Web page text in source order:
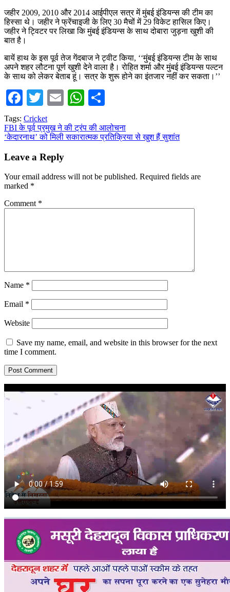
जहीर 2009, 2010 और 2014 आईपीएल सत्र में मुंबई इंडियन्स की टीम का
हिस्सा थे। जहीर ने फ्रेंचाइजी के लिए 30 मैचों में 29 विकेट हासिल किए।
जहीर ने ट्विटर पर लिखा कि मुंबई इंडियन्स के साथ दोबारा जुड़ना खुशी की
बात है।
बायें हाथ के इस पूर्व तेज गेंदबाज ने ट्वीट किया, ‘‘मुंबई इंडियन्स टीम के साथ
अपने शहर लौटना पूर्ण खुशी देने वाला है। रोहित शर्मा और मुंबई इंडियन्स पल्टन
के साथ को लेकर बेताब हूं। सत्र के शुरू होने का इंतजार नहीं कर सकता।’’
Facebook
TwitterEmailWhatsApp
Tags: Cricket
Post
navigation
FBI के पूर्व प्रमुख ने की ट्रंप की आलोचना
‘केदारनाथ’ को मिली सकारात्मक प्रतिक्रिया से खुश हैं सुशांत
Leave a Reply
Your email address will not be published. Required fields are
marked *
Comment *
Name *
Email *
Website
Save my name, email, and website in this browser for the next
time I comment.